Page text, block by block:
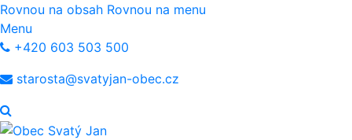
Rovnou na obsah Rovnou na menu
Menu
+420 603 503 500
starosta@svatyjan-obec.cz